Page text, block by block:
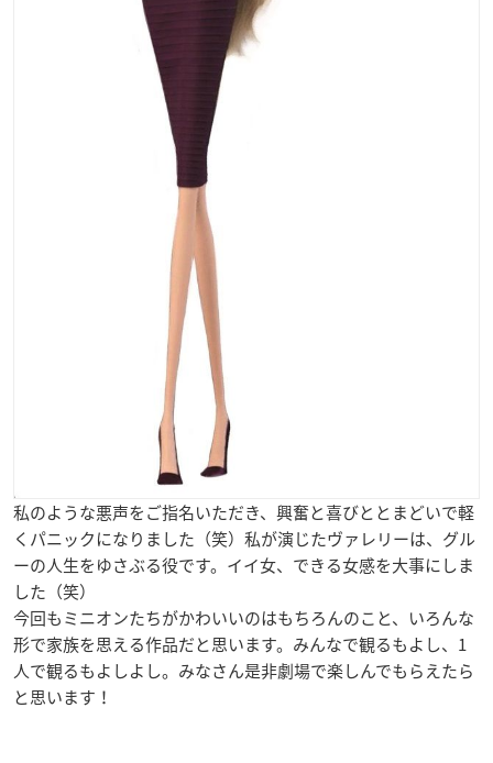
私のような悪声をご指名いただき、興奮と喜びととまどいで軽
くパニックになりました（笑）私が演じたヴァレリーは、グル
ーの人生をゆさぶる役です。イイ女、できる女感を大事にしま
した（笑）
今回もミニオンたちがかわいいのはもちろんのこと、いろんな
形で家族を思える作品だと思います。みんなで観るもよし、1
人で観るもよしよし。みなさん是非劇場で楽しんでもらえたら
と思います！